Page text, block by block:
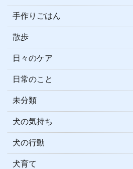
手作りごはん
散歩
日々のケア
日常のこと
未分類
犬の気持ち
犬の行動
犬育て